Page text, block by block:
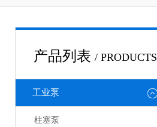
产品列表 / PRODUCTS
工业泵
柱塞泵